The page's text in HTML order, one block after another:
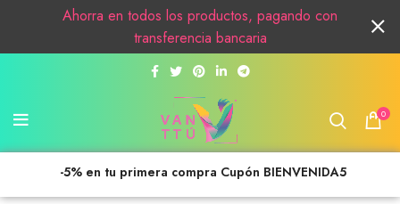
0
-5% en tu primera compra Cupón BIENVENIDA5
Ahorra en todos los productos, pagando con
transferencia bancaria